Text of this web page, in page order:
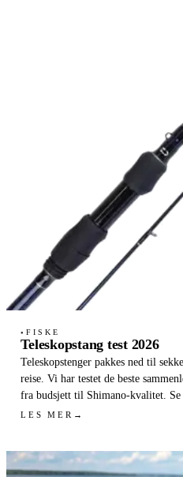
● FISKE
Teleskopstang test 2026
Teleskopstenger pakkes ned til
reise. Vi har testet de beste
fra budsjett til Shimano-kvalitet. Se
LES MER →